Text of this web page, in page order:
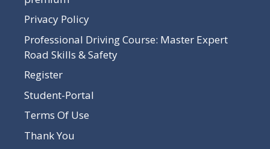
Privacy Policy
Professional Driving Course: Master Expert
Road Skills & Safety
Register
Student-Portal
Terms Of Use
Thank You